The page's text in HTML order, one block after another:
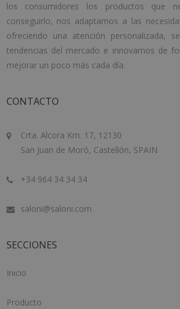
los consumidores los productos que
conseguirlo, nos adaptamos a las
ofreciendo una atención personalizada,
tendencias del mercado e innovamos de
mejorar un poco más cada día.
CONTACTO
Crta. Alcora Km. 17, 12130
San Juan de Moró, Castellón, SPAIN
+34 964 34 34 34
saloni@saloni.com
SECCIONES
Inicio
Producto